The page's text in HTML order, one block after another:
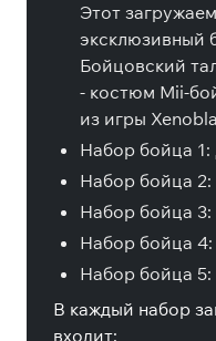
Этот
эксклюзивный
Бойцовский
- костюм Mii-
из игры
Набор бойца
Набор бойца 2:
Набор бойца
Набор бойца
Набор бойца 5:
В каждый набор
входит: